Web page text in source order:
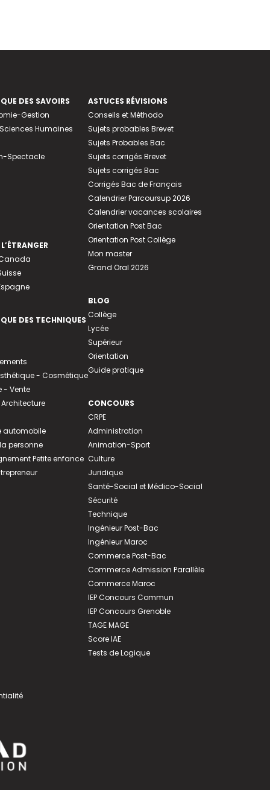
DES SAVOIRS
Gestion
Humaines
Spectacle
DES TECHNIQUES
- Cosmétique
- Vente
automobile
personne
Petite enfance
ASTUCES RÉVISIONS
Conseils et Méthodo
Sujets probables Brevet
Sujets Probables Bac
Sujets corrigés Brevet
Sujets corrigés Bac
Corrigés Bac de Français
Calendrier Parcoursup 2026
Calendrier vacances scolaires
Orientation Post Bac
Orientation Post Collège
Mon master
Grand Oral 2026
BLOG
Collège
Lycée
Supérieur
Orientation
Guide pratique
CONCOURS
CRPE
Administration
Animation-Sport
Culture
Juridique
Santé-Social et Médico-Social
Sécurité
Technique
Ingénieur Post-Bac
Ingénieur Maroc
Commerce Post-Bac
Commerce Admission Parallèle
Commerce Maroc
IEP Concours Commun
IEP Concours Grenoble
TAGE MAGE
Score IAE
Tests de Logique